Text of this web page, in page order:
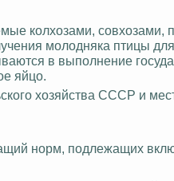
колхозами,
молодняка птицы
в выполнение
яйцо.
хозяйства СССР и
норм, подлежащих